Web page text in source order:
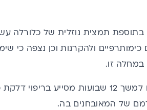
תמצית נוזלית של כלורלה
ולהקרנות וכן נצפה כי
זו.
של המאובחנים בה.